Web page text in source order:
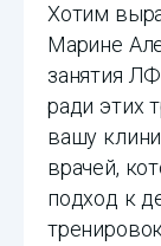
Хотим
Марине
занятия
ради этих
вашу
врачей,
подход к